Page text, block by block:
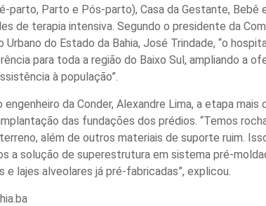
parto, Parto e Pós-parto), Casa da Gestante, Bebê
de terapia intensiva. Segundo o presidente da
Urbano do Estado da Bahia, José Trindade, “o
para toda a região do Baixo Sul, ampliando a
à população”.
da Conder, Alexandre Lima, a etapa mais
das fundações dos prédios. “Temos
além de outros materiais de suporte ruim.
a solução de superestrutura em sistema pré-
e lajes alveolares já pré-fabricadas”, explicou.